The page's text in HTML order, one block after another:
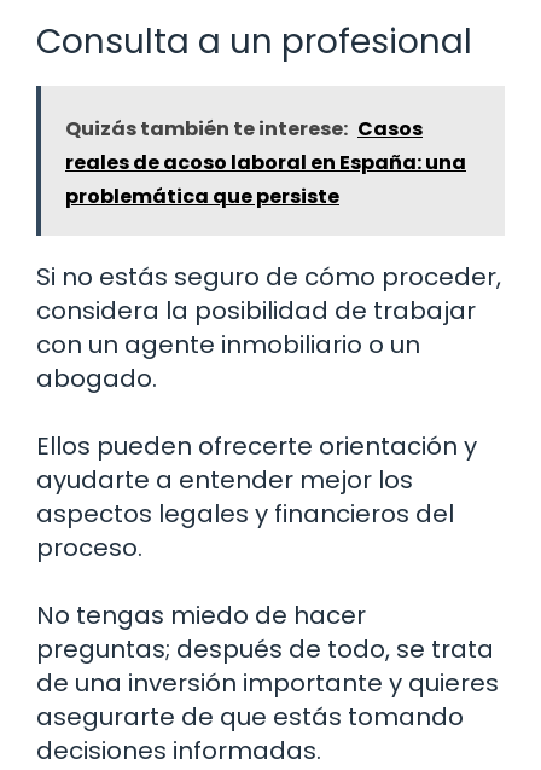
Consulta a un profesional
Quizás también te interese: Casos
reales de acoso laboral en España: una
problemática que persiste
Si no estás seguro de cómo proceder,
considera la posibilidad de trabajar
con un agente inmobiliario o un
abogado.
Ellos pueden ofrecerte orientación y
ayudarte a entender mejor los
aspectos legales y financieros del
proceso.
No tengas miedo de hacer
preguntas; después de todo, se trata
de una inversión importante y quieres
asegurarte de que estás tomando
decisiones informadas.